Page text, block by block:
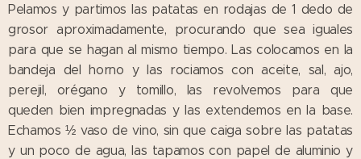
Pelamos y partimos las patatas en rodajas de 1 dedo de
grosor aproximadamente, procurando que sea iguales
para que se hagan al mismo tiempo. Las colocamos en la
bandeja del horno y las rociamos con aceite, sal, ajo,
perejil, orégano y tomillo, las revolvemos para que
queden bien impregnadas y las extendemos en la base.
Echamos ½ vaso de vino, sin que caiga sobre las patatas
y un poco de agua, las tapamos con papel de aluminio y